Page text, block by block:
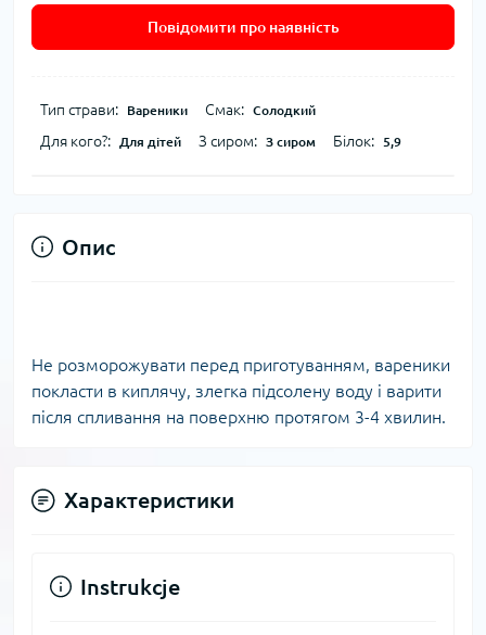
Повідомити про наявність
Тип страви: Вареники Смак: Солодкий
Для кого?: Для дітей З сиром: З сиром Білок: 5,9
Опис
Не розморожувати перед приготуванням, вареники
покласти в киплячу, злегка підсолену воду і варити
після спливання на поверхню протягом 3-4 хвилин.
Характеристики
Instrukcje